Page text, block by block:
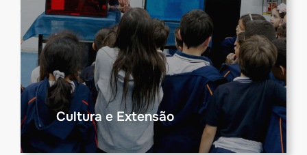
Cultura e Extensão